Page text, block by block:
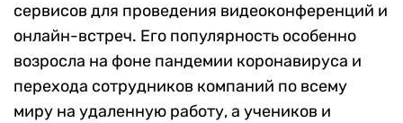
сервисов для проведения видеоконференций и
онлайн-встреч. Его популярность особенно
возросла на фоне пандемии коронавируса и
перехода сотрудников компаний по всему
миру на удаленную работу, а учеников и